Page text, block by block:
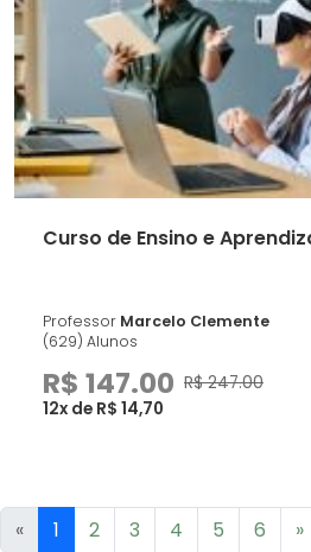
Curso de Ensino e
Professor Marcelo Clemente
(629) Alunos
R$ 147.00 R$ 247.00
12x de R$ 14,70
« 1 2 3 4 5 6 »